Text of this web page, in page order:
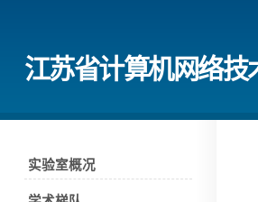
江苏省计算机网络技
实验室概况